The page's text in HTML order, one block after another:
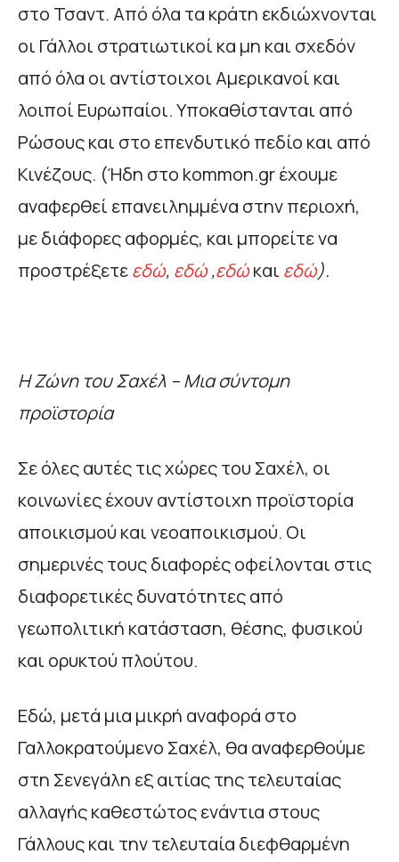
στο Τσαντ. Από όλα τα κράτη εκδιώχνονται
οι Γάλλοι στρατιωτικοί κα μη και σχεδόν
από όλα οι αντίστοιχοι Αμερικανοί και
λοιποί Ευρωπαίοι. Υποκαθίστανται από
Ρώσους και στο επενδυτικό πεδίο και από
Κινέζους. (Ήδη στο kommon.gr έχουμε
αναφερθεί επανειλημμένα στην περιοχή,
με διάφορες αφορμές, και μπορείτε να
προστρέξετεεδώ, εδώ,εδώκαι εδώ).
Η Ζώνη του Σαχέλ – Μια σύντομη
προϊστορία
Σε όλες αυτές τις χώρες του Σαχέλ, οι
κοινωνίες έχουν αντίστοιχη προϊστορία
αποικισμού και νεοαποικισμού. Οι
σημερινές τους διαφορές οφείλονται στις
διαφορετικές δυνατότητες από
γεωπολιτική κατάσταση, θέσης, φυσικού
και ορυκτού πλούτου.
Εδώ, μετά μια μικρή αναφορά στο
Γαλλοκρατούμενο Σαχέλ, θα αναφερθούμε
στη Σενεγάλη εξ αιτίας της τελευταίας
αλλαγής καθεστώτος ενάντια στους
Γάλλους και την τελευταία διεφθαρμένη